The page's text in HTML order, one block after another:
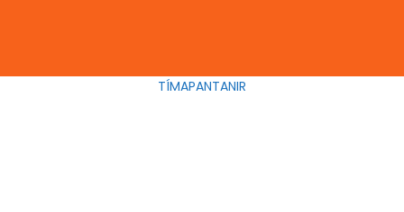
TÍMAPANTANIR